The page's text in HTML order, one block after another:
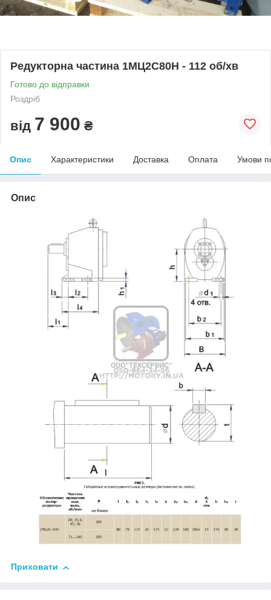
Редукторна частина 1МЦ2С80Н - 112 об/хв
Готово до відправки
Роздріб
від 7 900 ₴
Опис Характеристики Доставка Оплата Умови
Опис
Приховати